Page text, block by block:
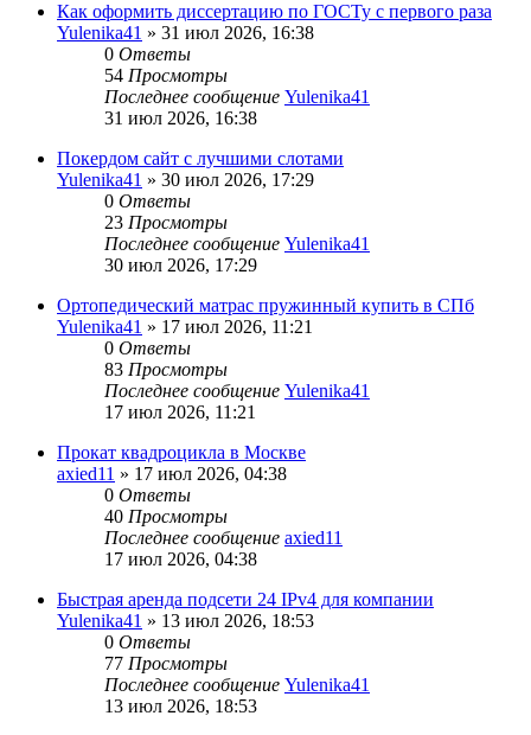
Как оформить диссертацию по ГОСТу с первого раза
Yulenika41 » 31 июл 2026, 16:38
0 Ответы
54 Просмотры
Последнее сообщение Yulenika41
31 июл 2026, 16:38
Покердом сайт с лучшими слотами
Yulenika41 » 30 июл 2026, 17:29
0 Ответы
23 Просмотры
Последнее сообщение Yulenika41
30 июл 2026, 17:29
Ортопедический матрас пружинный купить в СПб
Yulenika41 » 17 июл 2026, 11:21
0 Ответы
83 Просмотры
Последнее сообщение Yulenika41
17 июл 2026, 11:21
Прокат квадроцикла в Москве
axied11 » 17 июл 2026, 04:38
0 Ответы
40 Просмотры
Последнее сообщение axied11
17 июл 2026, 04:38
Быстрая аренда подсети 24 IPv4 для компании
Yulenika41 » 13 июл 2026, 18:53
0 Ответы
77 Просмотры
Последнее сообщение Yulenika41
13 июл 2026, 18:53